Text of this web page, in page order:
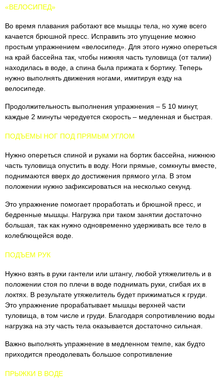
«ВЕЛОСИПЕД»
Во время плавания работают все мышцы тела, но хуже всего
качается брюшной пресс. Исправить это упущение можно
простым упражнением «велосипед». Для этого нужно опереться
на край бассейна так, чтобы нижняя часть туловища (от талии)
находилась в воде, а спина была прижата к бортику. Теперь
нужно выполнять движения ногами, имитируя езду на
велосипеде.
Продолжительность выполнения упражнения – 5 10 минут,
каждые 2 минуты чередуется скорость – медленная и быстрая.
ПОДЪЕМЫ НОГ ПОД ПРЯМЫМ УГЛОМ
Нужно опереться спиной и руками на бортик бассейна, нижнюю
часть туловища опустить в воду. Ноги прямые, сомкнуты вместе,
поднимаются вверх до достижения прямого угла. В этом
положении нужно зафиксироваться на несколько секунд.
Это упражнение помогает проработать и брюшной пресс, и
бедренные мышцы. Нагрузка при таком занятии достаточно
большая, так как нужно одновременно удерживать все тело в
колеблющейся воде.
ПОДЪЕМ РУК
Нужно взять в руки гантели или штангу, любой утяжелитель и в
положении стоя по плечи в воде поднимать руки, сгибая их в
локтях. В результате утяжелитель будет прижиматься к груди.
Это упражнение прорабатывает мышцы верхней части
туловища, в том числе и груди. Благодаря сопротивлению воды
нагрузка на эту часть тела оказывается достаточно сильная.
Важно выполнять упражнение в медленном темпе, как будто
приходится преодолевать большое сопротивление
ПРЫЖКИ В ВОДЕ